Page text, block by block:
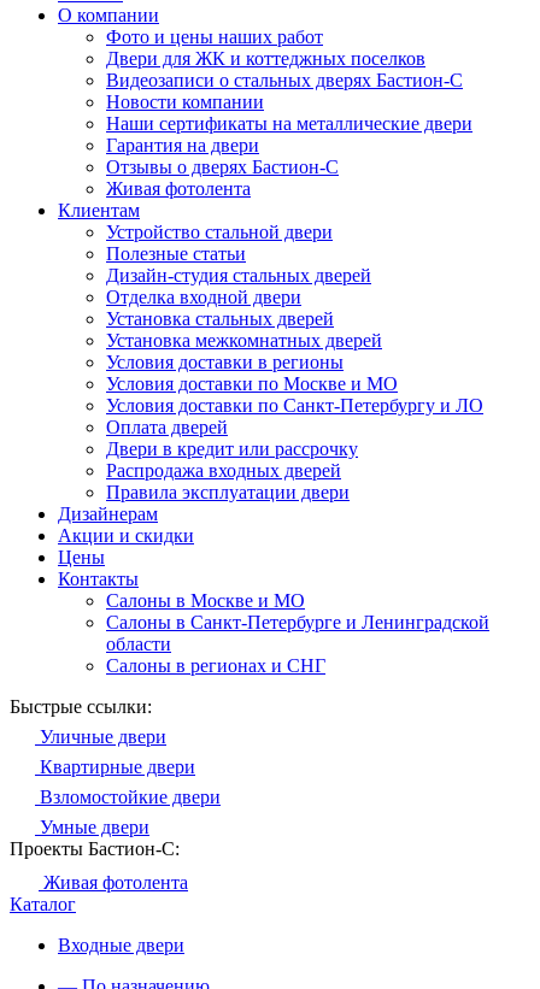
О компании
Фото и цены наших работ
Двери для ЖК и коттеджных поселков
Видеозаписи о стальных дверях Бастион-С
Новости компании
Наши сертификаты на металлические двери
Гарантия на двери
Отзывы о дверях Бастион-С
Живая фотолента
Клиентам
Устройство стальной двери
Полезные статьи
Дизайн-студия стальных дверей
Отделка входной двери
Установка стальных дверей
Установка межкомнатных дверей
Условия доставки в регионы
Условия доставки по Москве и МО
Условия доставки по Санкт-Петербургу и ЛО
Оплата дверей
Двери в кредит или рассрочку
Распродажа входных дверей
Правила эксплуатации двери
Дизайнерам
Акции и скидки
Цены
Контакты
Салоны в Москве и МО
Салоны в Санкт-Петербурге и Ленинградской
области
Салоны в регионах и СНГ
Быстрые ссылки:
Уличные двери
Квартирные двери
Взломостойкие двери
Умные двери
Проекты Бастион-С:
Живая фотолента
Каталог
Входные двери